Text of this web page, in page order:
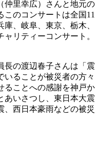
仲里幸広）さんと地元の
のコンサートは全国11
、岐阜、東京、栃木、
リティーコンサート。
長の渡辺春子さんは「震
いることが被災者の方々
ることへの感謝を神戸か
あいさつし、東日本大震
、西日本豪雨などの被災